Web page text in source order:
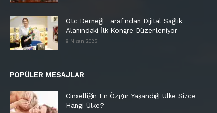
Otc Derneği Tarafından Dijital Sağlık
Alanındaki İlk Kongre Düzenleniyor
8 Nisan 2025
POPÜLER MESAJLAR
Cinselliğin En Özgür Yaşandığı Ülke Sizce
Hangi Ülke?